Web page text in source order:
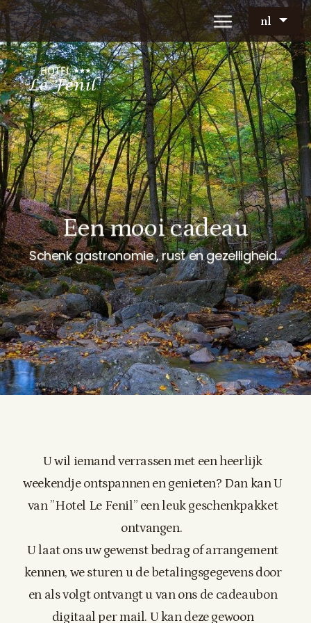
nl
Een mooi cadeau
Schenk gastronomie , rust en gezelligheid...
U wil iemand verrassen met een heerlijk
weekendje ontspannen en genieten? Dan kan U
van ”Hotel Le Fenil” een leuk geschenkpakket
ontvangen.
U laat ons uw gewenst bedrag of arrangement
kennen, we sturen u de betalingsgegevens door
en als volgt ontvangt u van ons de cadeaubon
digitaal per mail. U kan deze gewoon